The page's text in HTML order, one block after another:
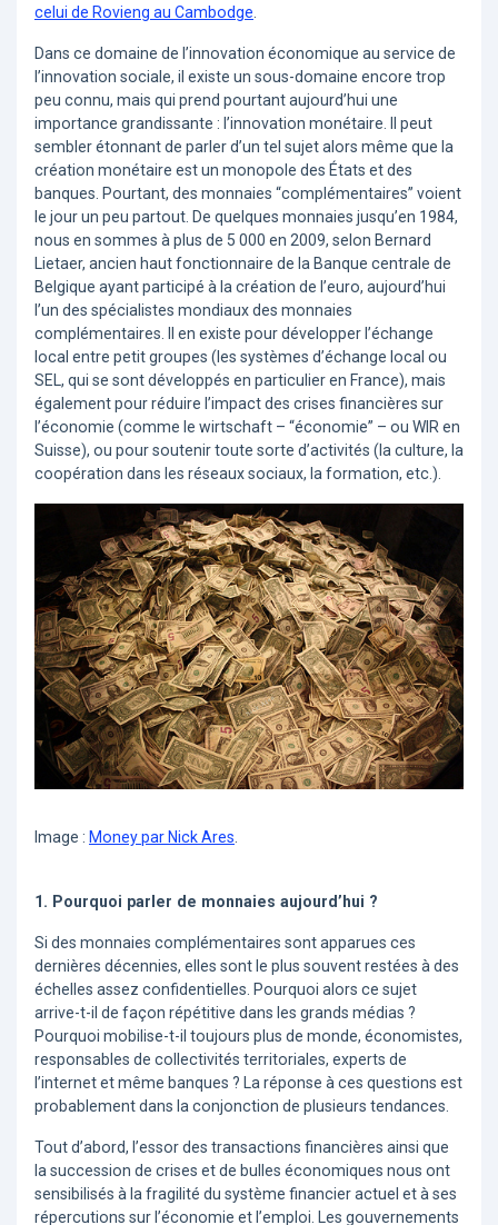
celui de Rovieng au Cambodge.
Dans ce domaine de l’innovation économique au service de
l’innovation sociale, il existe un sous-domaine encore trop
peu connu, mais qui prend pourtant aujourd’hui une
importance grandissante : l’innovation monétaire. Il peut
sembler étonnant de parler d’un tel sujet alors même que la
création monétaire est un monopole des États et des
banques. Pourtant, des monnaies “complémentaires” voient
le jour un peu partout. De quelques monnaies jusqu’en 1984,
nous en sommes à plus de 5 000 en 2009, selon Bernard
Lietaer, ancien haut fonctionnaire de la Banque centrale de
Belgique ayant participé à la création de l’euro, aujourd’hui
l’un des spécialistes mondiaux des monnaies
complémentaires. Il en existe pour développer l’échange
local entre petit groupes (les systèmes d’échange local ou
SEL, qui se sont développés en particulier en France), mais
également pour réduire l’impact des crises financières sur
l’économie (comme le wirtschaft – “économie” – ou WIR en
Suisse), ou pour soutenir toute sorte d’activités (la culture, la
coopération dans les réseaux sociaux, la formation, etc.).
Image : Money par Nick Ares
1. Pourquoi parler de monnaies aujourd’hui ?
Si des monnaies complémentaires sont apparues ces
dernières décennies, elles sont le plus souvent restées à des
échelles assez confidentielles. Pourquoi alors ce sujet
arrive-t-il de façon répétitive dans les grands médias ?
Pourquoi mobilise-t-il toujours plus de monde, économistes,
responsables de collectivités territoriales, experts de
l’internet et même banques ? La réponse à ces questions est
probablement dans la conjonction de plusieurs tendances.
Tout d’abord, l’essor des transactions financières ainsi que
la succession de crises et de bulles économiques nous ont
sensibilisés à la fragilité du système financier actuel et à ses
répercutions sur l’économie et l’emploi. Les gouvernements